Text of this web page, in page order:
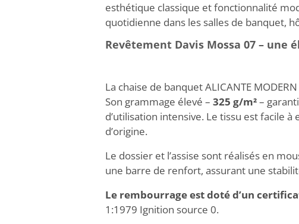
esthétique classique et fonctionnalité
quotidienne dans les salles de banquet,
Revêtement Davis Mossa 07 – une
La chaise de banquet ALICANTE
Son grammage élevé – 325 g/m²–
d’utilisation intensive. Le tissu est facile
d’origine.
Le dossier et l’assise sont réalisés en
une barre de renfort, assurant une
Le rembourrage est doté d’un
1:1979 Ignition source 0.